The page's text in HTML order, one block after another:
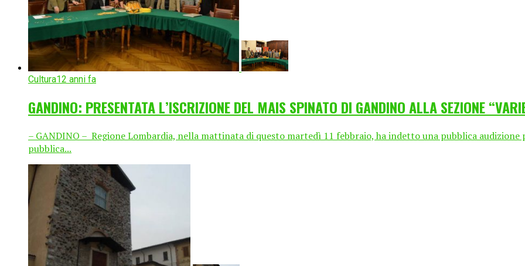
Cultura12 anni fa
GANDINO: PRESENTATA L’ISCRIZIONE DEL MAIS SPINATO DI GANDINO ALLA SEZIONE
– GANDINO – Regione Lombardia, nella mattinata di questo martedì 11 febbraio, ha indetto una pubblica audizione
pubblica...